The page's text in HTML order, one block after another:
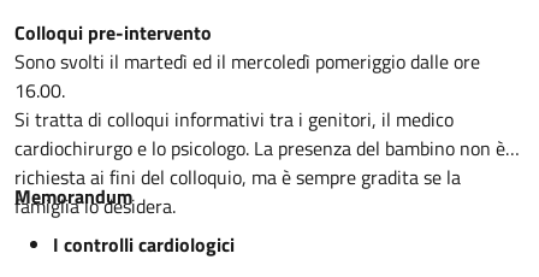
Colloqui pre-intervento
Sono svolti il martedì ed il mercoledì pomeriggio dalle ore
16.00.
Si tratta di colloqui informativi tra i genitori, il medico
cardiochirurgo e lo psicologo. La presenza del bambino non è
richiesta ai fini del colloquio, ma è sempre gradita se la
famiglia lo desidera.
Memorandum
I controlli cardiologici